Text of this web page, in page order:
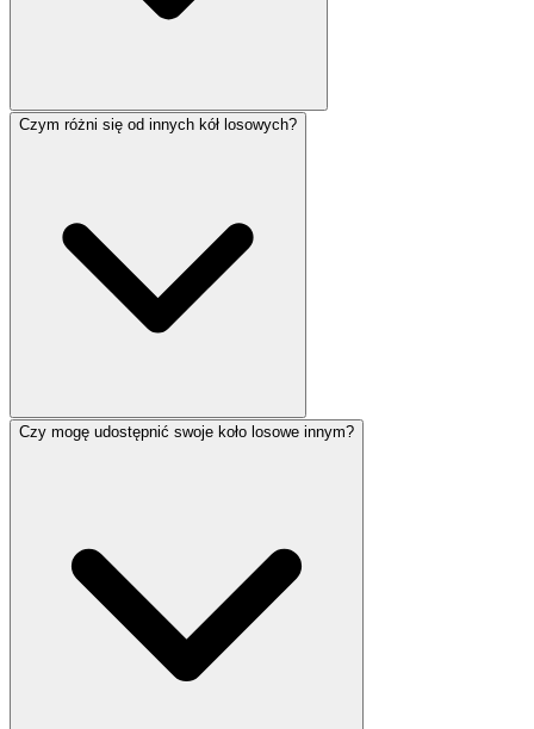
Czym różni się od innych kół losowych?
Czy mogę udostępnić swoje koło losowe innym?